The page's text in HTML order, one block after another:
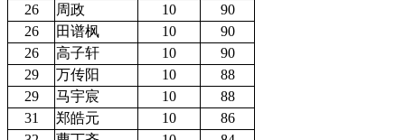
26
周政 10
90
26
田谱枫 10
90
26
高子轩 10
90
29
万传阳 10
88
29
马宇宸 10
88
31
郑皓元 10
86